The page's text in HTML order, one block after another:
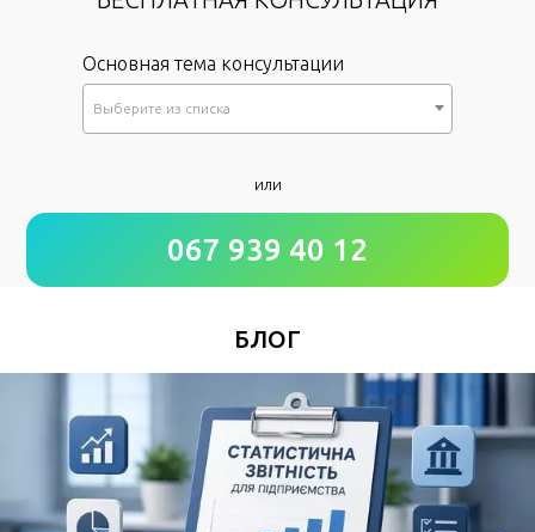
Основная тема консультации
Выберите из списка
Как к Вам обращаться?
Удобное время для звонка
или
067 939 40 12
БЛОГ